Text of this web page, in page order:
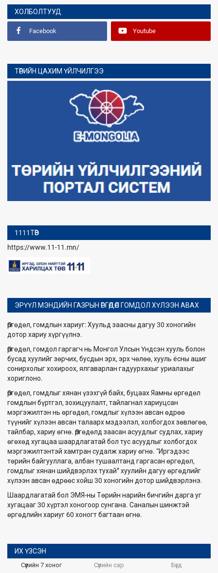
ХОЛБОЛТУУД
Facebook Youtube
ТӨРИЙН ЦАХИМ ҮЙЛЧИЛГЭЭ
1111ТӨВ
https://www.11-11.mn/
ЭРҮҮЛ МЭНДИЙН ГАЗРЫН ӨРГӨДӨЛ ГОМДОЛ ХҮЛЭЭН АВАХ
Өргөдөл, гомдлын хариуг: Хуульд заасны дагуу 30 хоногийн
дотор хариу хүргүүлнэ.
Өргөдөл, гомдол гаргагч нь Монгол Улсын Үндсэн хууль болон
бусад хуулийг зөрчих, бусдын эрх, эрх чөлөө, хууль ёсны ашиг
сонирхолыг хохироох, ялгаварлан гадуурхахыг уриалахыг
хориглоно.
Өргөдөл, гомдлыг хянан үзэхгүй байх, буцаах Яамны өргөдөл
гомдлын бүртгэл, зохицуулалт, тайлагнал хариуцсан
мэргэжилтэн нь өргөдөл, гомдлыг хүлээн авсан өдрөө
түүнийг хүлээн авсан талаарх мэдээлэл, холбогдох зөвлөгөө,
тайлбар, хариу өгнө. Өргөдөлд заасан асуудлыг судлах, хариу
өгөхөд хугацаа шаардлагатай бол тус асуудлыг холбогдох
мэргэжилтэнтэй хамтран судалж хариу өгнө. “Иргэдээс
төрийн байгууллага, албан тушаалтанд гаргасан өргөдөл,
гомдлыг хянан шийдвэрлэх тухай” хуулийн дагуу өргөдлийг
хүлээн авсан өдрөөс хойш 30 хоногийн дотор шийдвэрлэнэ.
Шаардлагатай бол ЭМЯ-ны Төрийн нарийн бичгийн дарга уг
хугацааг 30 хүртэл хоногоор сунгана. Саналын шинжтэй
өргөдлийн хариуг 60 хоногт багтаан өгнө.
ИХ ҮЗСЭН
Сүүлийн 7 хоног Сүүлийн сар Бүгд